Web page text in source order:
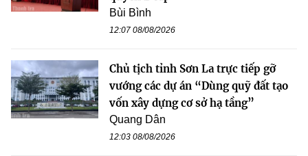
Bùi Bình
12:07 08/08/2026
Chủ tịch tỉnh Sơn La trực tiếp gỡ
vướng các dự án “Dùng quỹ đất tạo
vốn xây dựng cơ sở hạ tầng”
Quang Dân
12:03 08/08/2026